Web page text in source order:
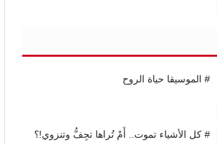
# الموسيقا حياة الروح
# كل الأشياء تموت.. أَمْ تُراها تجِفُّ وتنزوي!؟